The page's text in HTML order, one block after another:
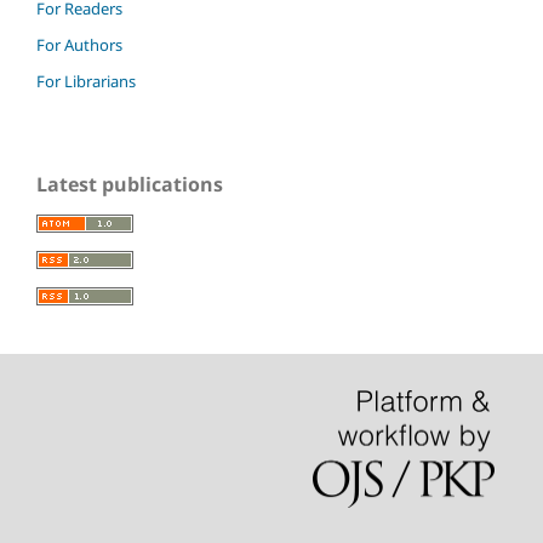
For Readers
For Authors
For Librarians
Latest publications